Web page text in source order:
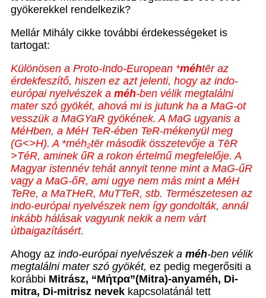
gyökerekkel rendelkezik?
Mellár Mihály cikke további érdekességeket is
tartogat:
Különösen a Proto-Indo-European *méhtēr az
érdekfeszítő, hiszen ez azt jelenti, hogy az indo-
európai nyelvészek a méh-ben vélik megtalálni
mater szó gyökét, ahová mi is jutunk ha a MaG-ot
vesszük a MaGYaR gyökének. A MaG ugyanis a
MéHben, a MéH TeR-ében TeR-mékenyül meg
(G<>H). A *méh₂tēr második összetevője a TēR
>TéR, aminek űR a rokon értelmű megfelelője. A
Magyar istennév tehát annyit tenne mint a MaG-űR
vagy a MaG-őR, ami ugye nem más mint a MéH
TeRe, a MaTHeR, MuTTeR, stb. Természetesen az
indo-európai nyelvészek nem így gondolták, annál
inkább hálásak vagyunk nekik a nem várt
útbaigazításért.
Ahogy az indo-európai nyelvészek a méh-ben vélik
megtalálni mater szó gyökét, ez pedig megerősiti a
korábbi Mitrász, “Μήτρα”(Mitra)-anyaméh, Di-
mitra, Di-mitrisz nevek kapcsolatánál tett